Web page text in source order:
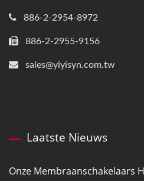
886-2-2954-8972
886-2-2955-9156
sales@yiyisyn.com.tw
Laatste Nieuws
Onze Membraanschakelaars